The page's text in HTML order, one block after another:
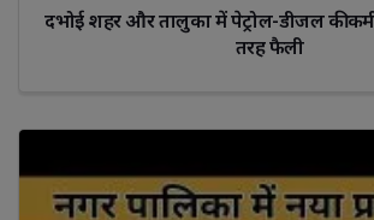
दभोई शहर और तालुका में पेट्रोल-डीजल की
तरह फैली